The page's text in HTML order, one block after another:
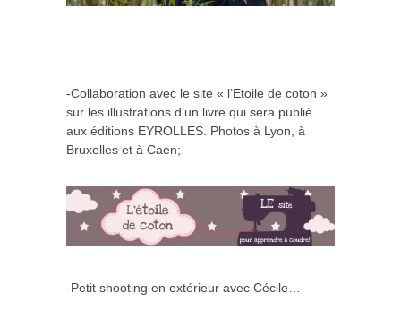
-Collaboration avec le site « l’Etoile de coton »
sur les illustrations d’un livre qui sera publié
aux éditions EYROLLES. Photos à Lyon, à
Bruxelles et à Caen;
-Petit shooting en extérieur avec Cécile…